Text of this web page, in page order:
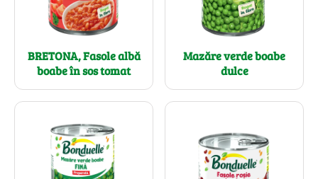
BRETONA, Fasole albă
boabe în sos tomat
Mazăre verde boabe
dulce